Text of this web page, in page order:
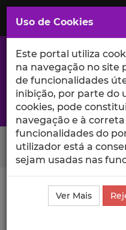
Saltar
para
Conteúdo
Principal
A excelência da
Search Button
Ciência_Iscte
Publicação
Exportar
Uso de Cookies
Este portal utiliza
na navegação no
de funcionalidades
inibição, por parte do
cookies, pode
navegação e à
funcionalidades do
utilizador está a
sejam usadas nas
Ver Mais